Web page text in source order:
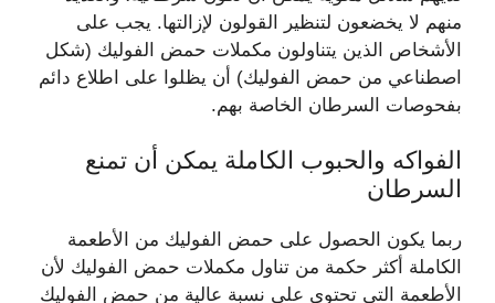
منهم لا يخضعون لتنظير القولون لإزالتها. يجب على
الأشخاص الذين يتناولون مكملات حمض الفوليك (شكل
اصطناعي من حمض الفوليك) أن يظلوا على اطلاع دائم
بفحوصات السرطان الخاصة بهم.
الفواكه والحبوب الكاملة يمكن أن تمنع
السرطان
ربما يكون الحصول على حمض الفوليك من الأطعمة
الكاملة أكثر حكمة من تناول مكملات حمض الفوليك لأن
الأطعمة التي تحتوي على نسبة عالية من حمض الفوليك